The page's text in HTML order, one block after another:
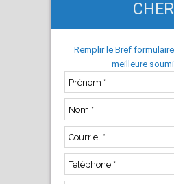
CHER
Remplir le Bref
meilleure